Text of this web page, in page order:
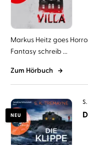
Markus Heitz goes
Fantasy schreib ...
Zum Hörbuch
NEU